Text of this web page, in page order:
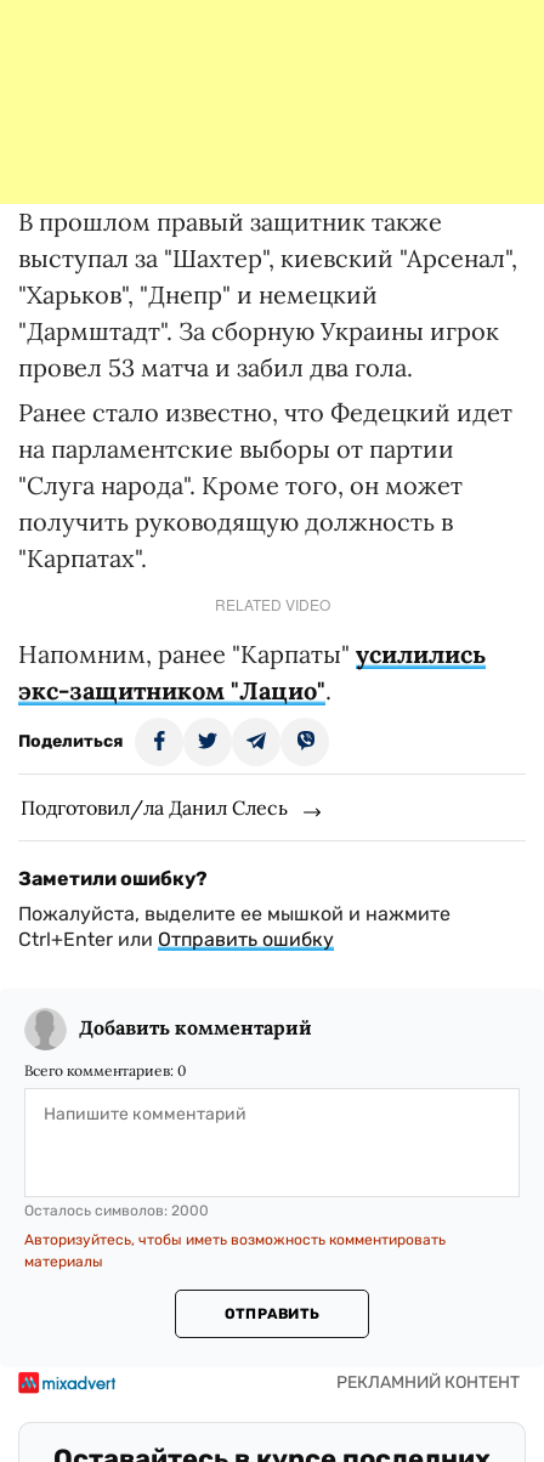
В прошлом правый защитник также
выступал за "Шахтер", киевский "Арсенал",
"Харьков", "Днепр" и немецкий
"Дармштадт". За сборную Украины игрок
провел 53 матча и забил два гола.
Ранее стало известно, что Федецкий идет
на парламентские выборы от партии
"Слуга народа". Кроме того, он может
получить руководящую должность в
"Карпатах".
RELATED VIDEO
Напомним, ранее "Карпаты" усилились
экс-защитником "Лацио".
Поделиться
Подготовил/ла Данил Слесь
Заметили ошибку?
Пожалуйста, выделите ее мышкой и нажмите
Ctrl+Enter или Отправить ошибку
Добавить комментарий
Всего комментариев: 0
Осталось символов: 2000
Авторизуйтесь, чтобы иметь возможность комментировать
материалы
ОТПРАВИТЬ